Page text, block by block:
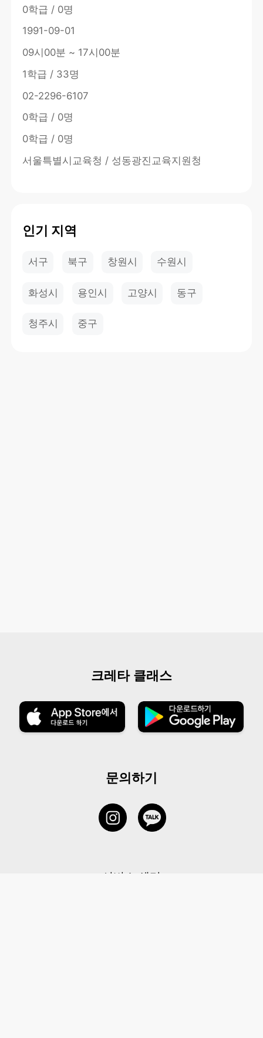
0학급 / 0명
1991-09-01
09시00분 ~ 17시00분
1학급 / 33명
02-2296-6107
0학급 / 0명
0학급 / 0명
서울특별시교육청 / 성동광진교육지원청
인기 지역
서구 북구 창원시 수원시
화성시 용인시 고양시 동구
청주시 중구
크레타 클래스
문의하기
서비스 센터